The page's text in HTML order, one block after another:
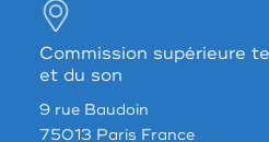
Commission supérieure
et du son
9 rue Baudoin
75013 Paris France